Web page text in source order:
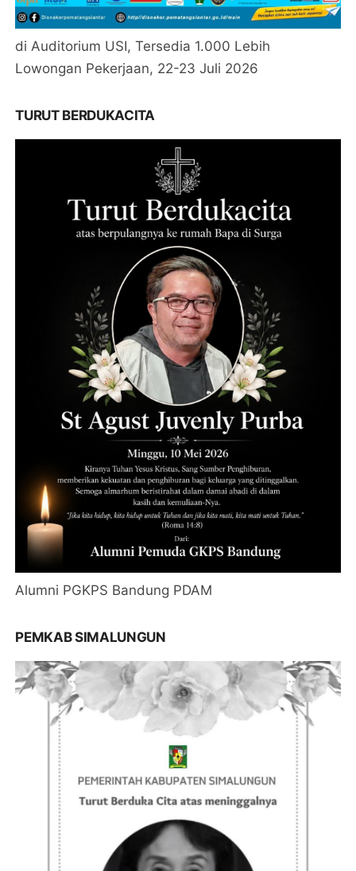
di Auditorium USI, Tersedia 1.000 Lebih
Lowongan Pekerjaan, 22-23 Juli 2026
TURUT BERDUKACITA
Alumni PGKPS Bandung PDAM
PEMKAB SIMALUNGUN